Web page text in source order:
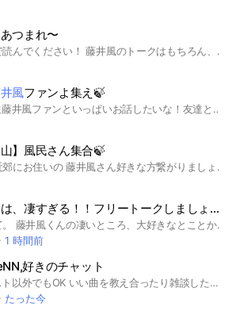
つまれ〜
説明最後まで読んでください！ 藤井風のトークはもちろん、 その他の雑談などもOK 身近に話せる人がいないけど、 語りたい、そんな人集まれ〜！笑 ここのオプチャは話すのが大好きな人達があつまってます！ ので、話すのが大好きな人来てくれたら嬉しいです！ それと、トプ画と名前で認証するか、しないかを判断します！ トプ画は風くんの写真や自分の写真などなら大丈夫で、名前の方はみんなが呼びやすい名前がいいです！ 例「ゆうた」「かぜ」など、 最後まで読んでもらってありがとうございましす！🙇
風ファンよ集え🍃
#藤井風 学生藤井風ファンといっぱいお話したいな！友達と話すノリでめっちゃ話します!よろしくお願いします_(._.)_
山】風民さん集合🍃
広島・岡山近郊にお住いの 藤井風さん好きな方繋がりましょう🫶 #藤井風#fujiikaze#広島#岡山
、凄すぎる！！フリートークしましょう！
はじめまして。 藤井風くんの凄いところ、大好きなとことか、話しませんか？ こちら、書きたい時に、いつでもどうぞ！ 通知はオフにしてくださいね。フリートーク、スタンプもどうぞ！
1 時間前
好きのチャット
↑アーティスト以外でもOK いい曲を教え合ったり雑談したりしましょう 音楽は神！！ 拡散希望 即抜け、荒らし以外なら自由だよー！ vaundy 藤井風 マカロニえんぴつ ゲスの極み乙女 羊文学 indigo la end きのこ帝国 ねごと aimer 星野源 creepynuts millennium parade King Gnu 宇多田ヒカル perfume Friday Night Plans KANAーBOON 3House くるり 山下達郎 吉田拓郎 ジェニーハイ ichikoro ichika nito アーティスト マニアック 音楽
たった今